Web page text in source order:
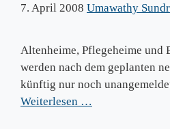
7. April 2008 Umawathy
Altenheime, Pflegeheime und
werden nach dem geplanten
künftig nur noch
Weiterlesen …